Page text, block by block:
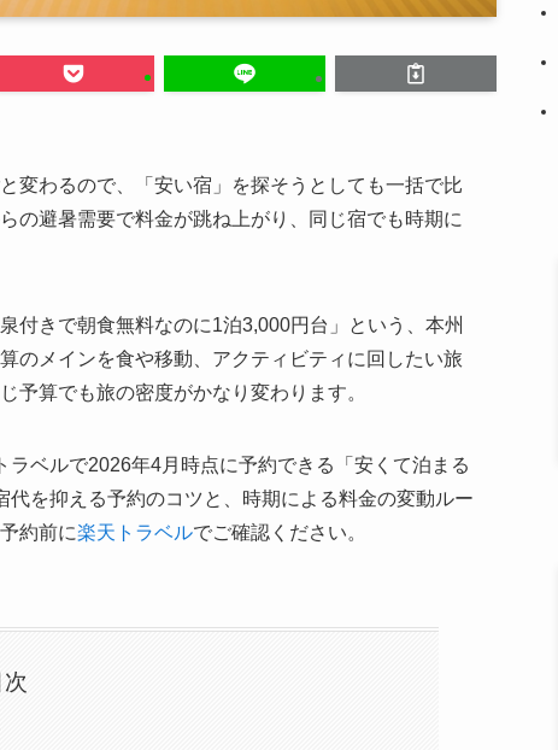
変わるので、「安い宿」を探そうとしても一括で比
の避暑需要で料金が跳ね上がり、同じ宿でも時期に
付きで朝食無料なのに1泊3,000円台」という、本州
のメインを食や移動、アクティビティに回したい旅
予算でも旅の密度がかなり変わります。
ベルで2026年4月時点に予約できる「安くて泊まる
を抑える予約のコツと、時期による料金の変動ルー
約前に楽天トラベルでご確認ください。
次